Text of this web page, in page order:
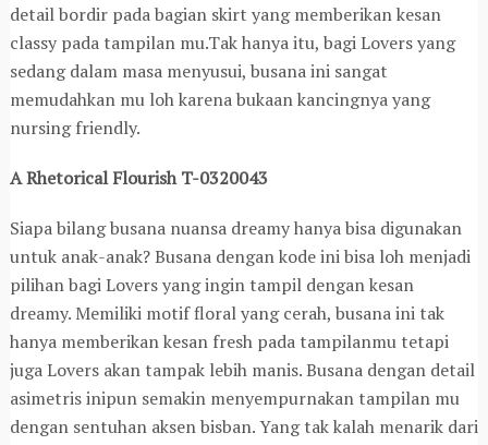
detail bordir pada bagian skirt yang memberikan kesan
classy pada tampilan mu.Tak hanya itu, bagi Lovers yang
sedang dalam masa menyusui, busana ini sangat
memudahkan mu loh karena bukaan kancingnya yang
nursing friendly.
A Rhetorical Flourish T-0320043
Siapa bilang busana nuansa dreamy hanya bisa digunakan
untuk anak-anak? Busana dengan kode ini bisa loh menjadi
pilihan bagi Lovers yang ingin tampil dengan kesan
dreamy. Memiliki motif floral yang cerah, busana ini tak
hanya memberikan kesan fresh pada tampilanmu tetapi
juga Lovers akan tampak lebih manis. Busana dengan detail
asimetris inipun semakin menyempurnakan tampilan mu
dengan sentuhan aksen bisban. Yang tak kalah menarik dari